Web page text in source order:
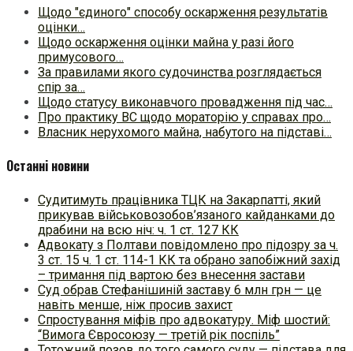
Щодо "єдиного" способу оскарження результатів
оцінки…
Щодо оскарження оцінки майна у разі його
примусового…
За правилами якого судочинства розглядається
спір за…
Щодо статусу виконавчого провадження під час…
Про практику ВС щодо мораторію у справах про…
Власник нерухомого майна, набутого на підставі…
Останні новини
Судитимуть працівника ТЦК на Закарпатті, який
прикував військовозобов’язаного кайданками до
драбини на всю ніч: ч. 1 ст. 127 КК
Адвокату з Полтави повідомлено про підозру за ч.
3 ст. 15 ч. 1 ст. 114-1 КК та обрано запобіжний захід
– тримання під вартою без внесення застави
Суд обрав Стефанішиній заставу 6 млн грн — це
навіть менше, ніж просив захист
Спростування міфів про адвокатуру. Міф шостий:
“Вимога Євросоюзу — третій рік поспіль”